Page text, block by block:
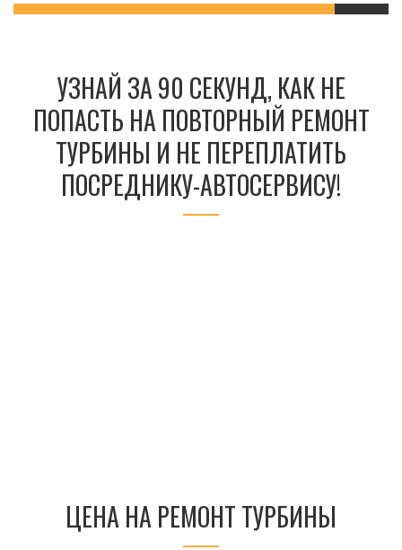
УЗНАЙ ЗА 90 СЕКУНД, КАК НЕ
ПОПАСТЬ НА ПОВТОРНЫЙ РЕМОНТ
ТУРБИНЫ И НЕ ПЕРЕПЛАТИТЬ
ПОСРЕДНИКУ-АВТОСЕРВИСУ!
ЦЕНА НА РЕМОНТ ТУРБИНЫ